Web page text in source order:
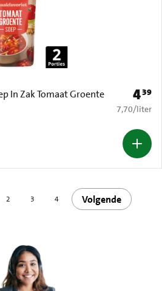
In Zak Tomaat Groente
Prijs:
439
€ 7,70 per
7,70/liter
2 3 4 Volgende